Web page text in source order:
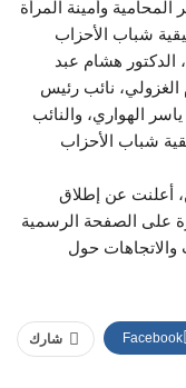
وأمينة المرأة
شباب الأحزاب
الدكتور هشام عبد
الغزولي، نائب رئيس
الهواري، والنائب
شباب الأحزاب
أعلنت عن إطلاق
على الصفحة الرسمية
والاتجاهات حول
شارك Facebook